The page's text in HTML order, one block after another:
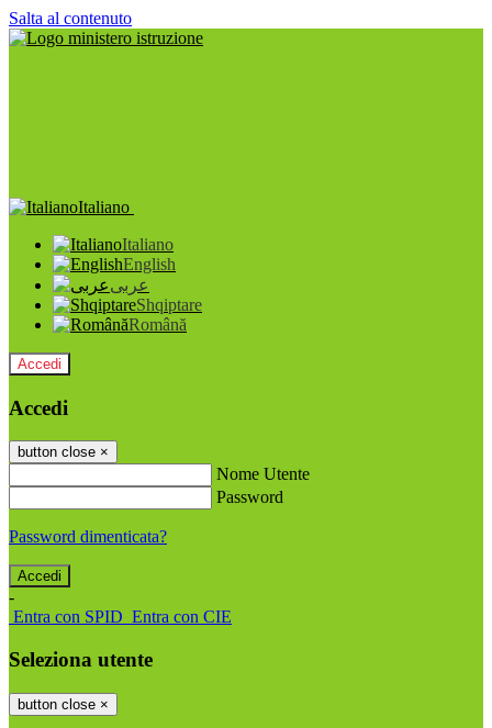
Salta al contenuto
Italiano
Italiano
English
عربى
Shqiptare
Română
Accedi
Accedi
button close ×
Nome Utente
Password
Password dimenticata?
-
Entra con SPID Entra con CIE
Seleziona utente
button close ×